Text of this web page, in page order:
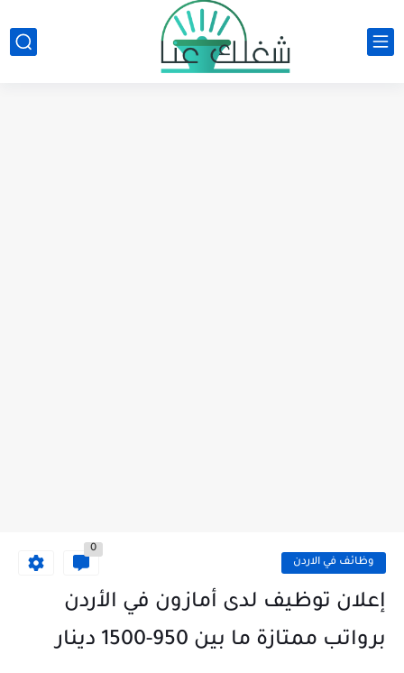
وظائف في الاردن
0
إعلان توظيف لدى أمازون في الأردن
برواتب ممتازة ما بين 950-1500 دينار